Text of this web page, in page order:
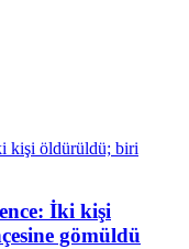
İki kişi
gömüldü